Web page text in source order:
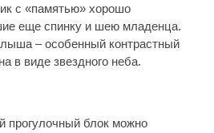
с «памятью» хорошо
еще спинку и шею младенца.
– особенный контрастный
в виде звездного неба.
прогулочный блок можно